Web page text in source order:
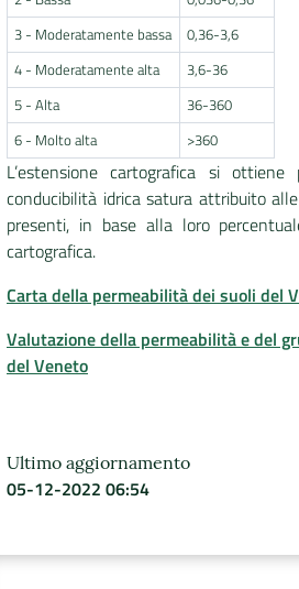
3 - Moderatamente bassa
0,36-3,6
4 - Moderatamente alta
3,6-36
5 - Alta
36-360
6 - Molto alta
>360
L’estensione cartografica si
conducibilità idrica satura attribuito
presenti, in base alla loro
cartografica.
Carta della permeabilità dei suoli del
Valutazione della permeabilità e del
del Veneto
Ultimo aggiornamento
05-12-2022 06:54